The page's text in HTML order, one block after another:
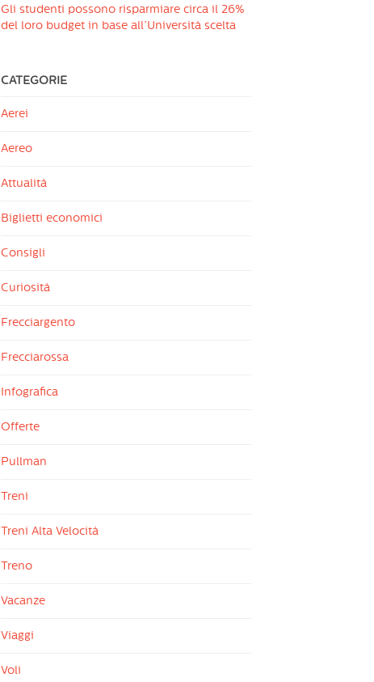
Gli studenti possono risparmiare circa il 26%
del loro budget in base all’Università scelta
CATEGORIE
Aerei
Aereo
Attualità
Biglietti economici
Consigli
Curiosità
Frecciargento
Frecciarossa
Infografica
Offerte
Pullman
Treni
Treni Alta Velocità
Treno
Vacanze
Viaggi
Voli